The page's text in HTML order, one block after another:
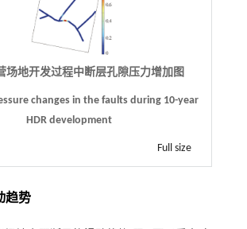
场地开发过程中断层孔隙压力增加图
changes in the faults during 10-year
HDR development
Full size
趋势